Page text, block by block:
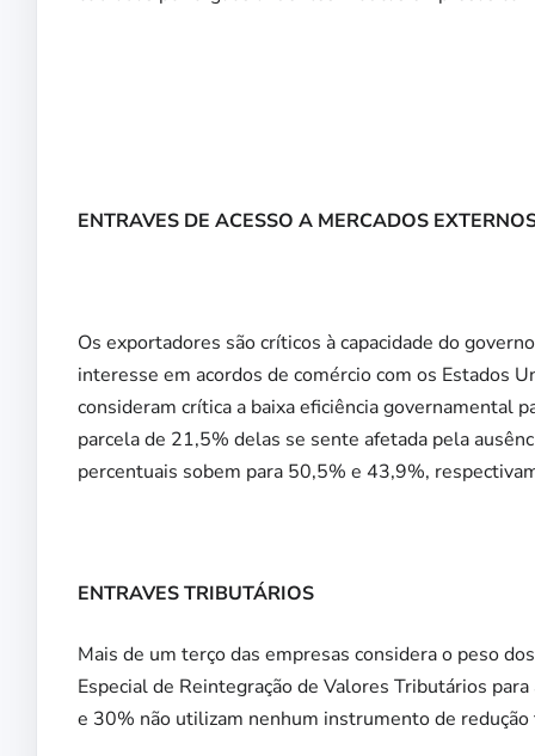
ENTRAVES DE ACESSO A MERCADOS
Os exportadores são críticos à capacidade do
interesse em acordos de comércio com os Estados
consideram crítica a baixa eficiência governamental
parcela de 21,5% delas se sente afetada pela
percentuais sobem para 50,5% e 43,9%,
ENTRAVES TRIBUTÁRIOS
Mais de um terço das empresas considera o peso
Especial de Reintegração de Valores Tributários
e 30% não utilizam nenhum instrumento de